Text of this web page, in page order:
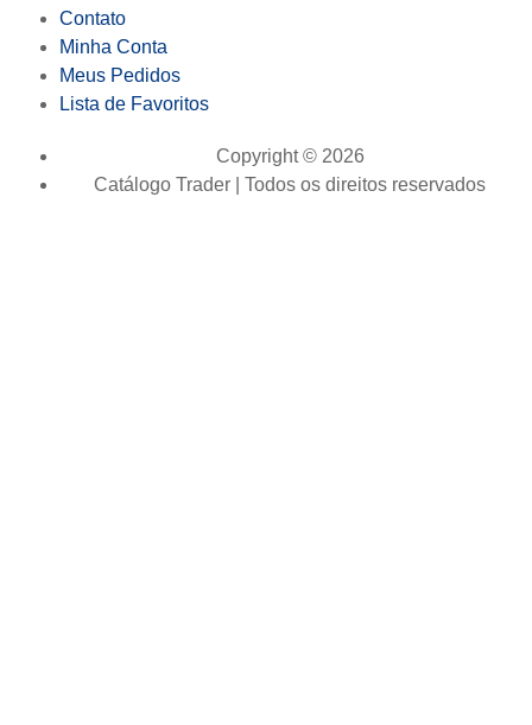
Contato
Minha Conta
Meus Pedidos
Lista de Favoritos
Copyright © 2026
Catálogo Trader | Todos os direitos reservados